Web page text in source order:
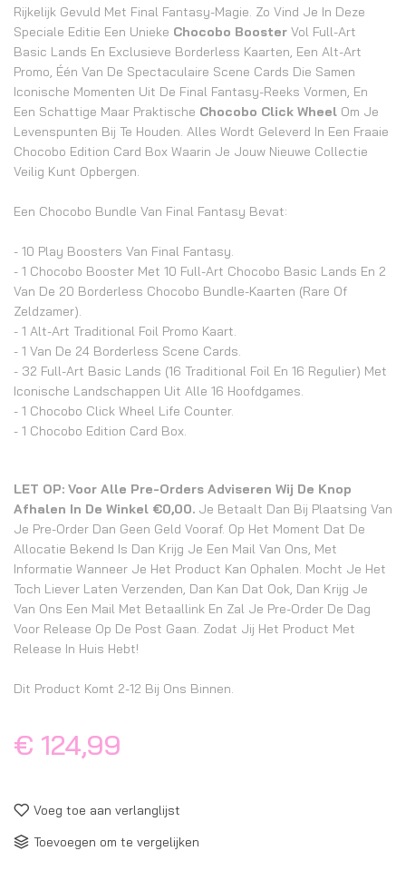
Rijkelijk Gevuld Met Final Fantasy-Magie. Zo Vind Je In Deze
Speciale Editie Een Unieke Chocobo Booster Vol Full-Art
Basic Lands En Exclusieve Borderless Kaarten, Een Alt-Art
Promo, Één Van De Spectaculaire Scene Cards Die Samen
Iconische Momenten Uit De Final Fantasy-Reeks Vormen, En
Een Schattige Maar Praktische Chocobo Click Wheel Om Je
Levenspunten Bij Te Houden. Alles Wordt Geleverd In Een Fraaie
Chocobo Edition Card Box Waarin Je Jouw Nieuwe Collectie
Veilig Kunt Opbergen.
Een Chocobo Bundle Van Final Fantasy Bevat:
- 10 Play Boosters Van Final Fantasy.
- 1 Chocobo Booster Met 10 Full-Art Chocobo Basic Lands En 2
Van De 20 Borderless Chocobo Bundle-Kaarten (rare Of
Zeldzamer).
- 1 Alt-Art Traditional Foil Promo Kaart.
- 1 Van De 24 Borderless Scene Cards.
- 32 Full-Art Basic Lands (16 Traditional Foil En 16 Regulier) Met
Iconische Landschappen Uit Alle 16 Hoofdgames.
- 1 Chocobo Click Wheel Life Counter.
- 1 Chocobo Edition Card Box.
LET OP: Voor Alle Pre-Orders Adviseren Wij De Knop
Afhalen In De Winkel €0,00. Je Betaalt Dan Bij Plaatsing Van
Je Pre-Order Dan Geen Geld Vooraf. Op Het Moment Dat De
Allocatie Bekend Is Dan Krijg Je Een Mail Van Ons, Met
Informatie Wanneer Je Het Product Kan Ophalen. Mocht Je Het
Toch Liever Laten Verzenden, Dan Kan Dat Ook, Dan Krijg Je
Van Ons Een Mail Met Betaallink En Zal Je Pre-Order De Dag
Voor Release Op De Post Gaan. Zodat Jij Het Product Met
Release In Huis Hebt!
Dit Product Komt 2-12 Bij Ons Binnen.
€ 124,99
Voeg toe aan verlanglijst
Toevoegen om te vergelijken